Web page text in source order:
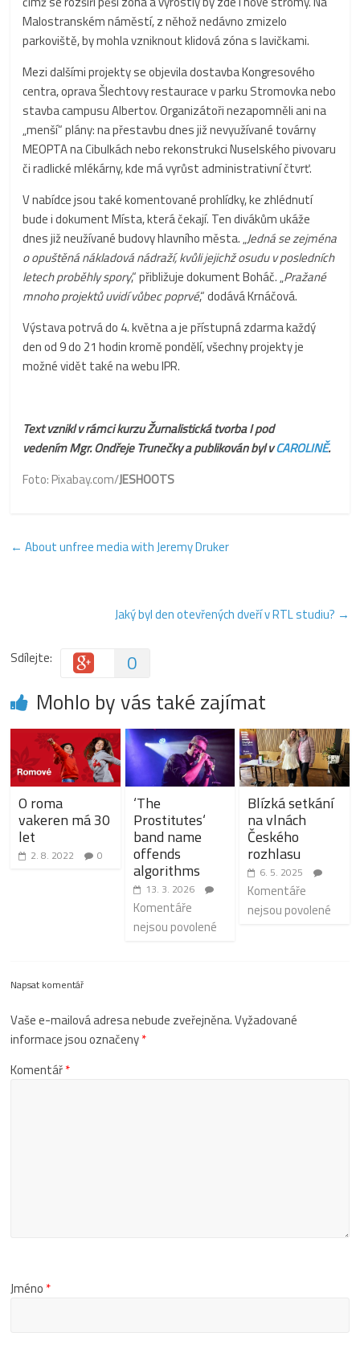
Malostranském náměstí, z něhož nedávno zmizelo
parkoviště, by mohla vzniknout klidová zóna s lavičkami.
Mezi dalšími projekty se objevila dostavba Kongresového
centra, oprava Šlechtovy restaurace v parku Stromovka nebo
stavba campusu Albertov. Organizátoři nezapomněli ani na
„menší“ plány: na přestavbu dnes již nevyužívané továrny
MEOPTA na Cibulkách nebo rekonstrukci Nuselského pivovaru
či radlické mlékárny, kde má vyrůst administrativní čtvrť.
V nabídce jsou také komentované prohlídky, ke zhlédnutí
bude i dokument Místa, která čekají. Ten divákům ukáže
dnes již neužívané budovy hlavního města. „Jedná se zejména
o opuštěná nákladová nádraží, kvůli jejichž osudu v posledních
letech proběhly spory,“ přibližuje dokument Boháč. „Pražané
mnoho projektů uvidí vůbec poprvé,“ dodává Krnáčová.
Výstava potrvá do 4. května a je přístupná zdarma každý
den od 9 do 21 hodin kromě pondělí, všechny projekty je
možné vidět také na webu IPR.
Text vznikl v rámci kurzu Žurnalistická tvorba Ipod
vedenímMgr. Ondřeje Trunečky a publikován byl vCAROLINĚ.
Foto: Pixabay.com/JESHOOTS
← About unfree media with Jeremy Druker
Jaký byl den otevřených dveří v RTL studiu? →
Sdílejte: 0
Mohlo by vás také zajímat
O roma
vakeren má 30
let
2. 8. 2022 0
‘The
Prostitutes‘
band name
offends
algorithms
13. 3. 2026
Komentáře
nejsou povolené
Blízká setkání
na vlnách
Českého
rozhlasu
6. 5. 2025
Komentáře
nejsou povolené
Napsat komentář
Vaše e-mailová adresa nebude zveřejněna.Vyžadované
informace jsou označeny*
Komentář*
Jméno *